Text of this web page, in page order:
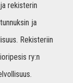
rekisterin
ja
Rekisteriin
ry:n